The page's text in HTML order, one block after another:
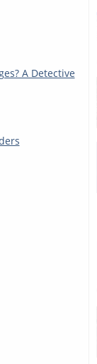
A Detective